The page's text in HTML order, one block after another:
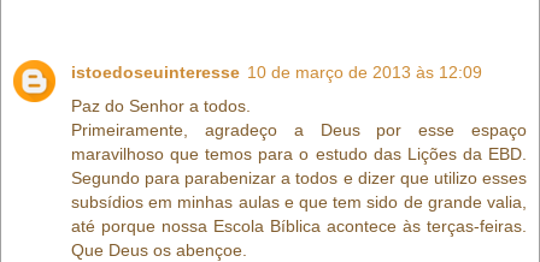
istoedoseuinteresse 10 de março de 2013 às 12:09
Paz do Senhor a todos.
Primeiramente, agradeço a Deus por esse espaço
maravilhoso que temos para o estudo das Lições da EBD.
Segundo para parabenizar a todos e dizer que utilizo esses
subsídios em minhas aulas e que tem sido de grande valia,
até porque nossa Escola Bíblica acontece às terças-feiras.
Que Deus os abençoe.